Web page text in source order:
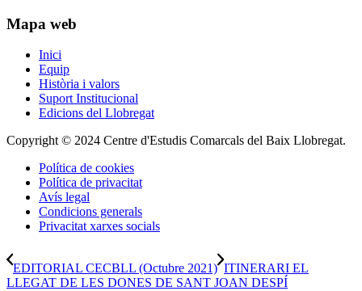
Mapa web
Inici
Equip
Història i valors
Suport Institucional
Edicions del Llobregat
Copyright © 2024 Centre d'Estudis Comarcals del Baix Llobregat.
Política de cookies
Política de privacitat
Avís legal
Condicions generals
Privacitat xarxes socials
EDITORIAL CECBLL (Octubre 2021) ITINERARI EL
LLEGAT DE LES DONES DE SANT JOAN DESPÍ